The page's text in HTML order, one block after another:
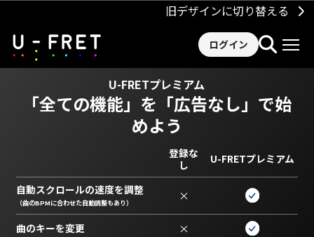
旧デザインに切り替える
ログイン
U-FRETプレミアム
「全ての機能」を 「広告なし」で始
めよう
登録な
し
U-FRETプレミアム
自動スクロールの速度を調整
（曲のBPMに合わせた自動調整もあり） ×
曲のキーを変更 ×